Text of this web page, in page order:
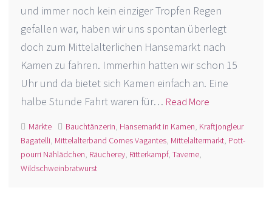
und immer noch kein einziger Tropfen Regen
gefallen war, haben wir uns spontan überlegt
doch zum Mittelalterlichen Hansemarkt nach
Kamen zu fahren. Immerhin hatten wir schon 15
Uhr und da bietet sich Kamen einfach an. Eine
halbe Stunde Fahrt waren für… Read More
Märkte Bauchtänzerin, Hansemarkt in Kamen, Kraftjongleur
Bagatelli, Mittelalterband Comes Vagantes, Mittelaltermarkt, Pott-
pourri Nählädchen, Räucherey, Ritterkampf,Taverne,
Wildschweinbratwurst